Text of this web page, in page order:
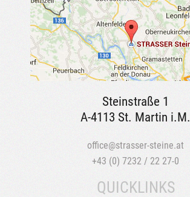
Steinstraße 1
A-4113 St. Martin i.M.
office@strasser-steine.at
+43 (0) 7232 / 22 27-0
QUICKLINKS